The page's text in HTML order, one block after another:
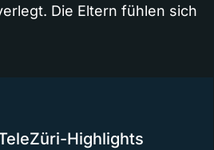
Die Eltern fühlen sich
Highlights